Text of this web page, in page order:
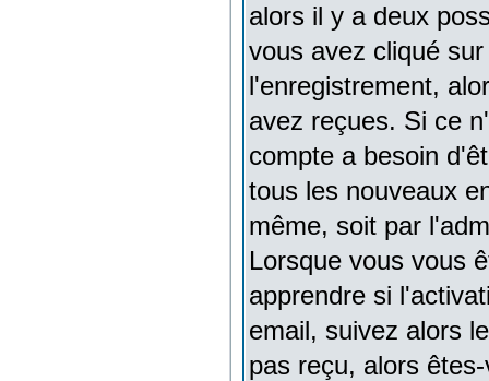
alors il y a deux
vous avez cliqué
l'enregistrement,
avez reçues. Si ce
compte a besoin
tous les nouveaux
même, soit par
Lorsque vous vous
apprendre si
email, suivez alors
pas reçu, alors